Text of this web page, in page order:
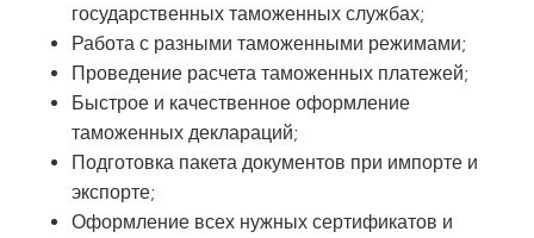
государственных таможенных службах;
Работа с разными таможенными режимами;
Проведение расчета таможенных платежей;
Быстрое и качественное оформление
таможенных деклараций;
Подготовка пакета документов при импорте и
экспорте;
Оформление всех нужных сертификатов и